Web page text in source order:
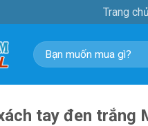
Trang chủ
Tìm
kiếm:
tay đen trắng